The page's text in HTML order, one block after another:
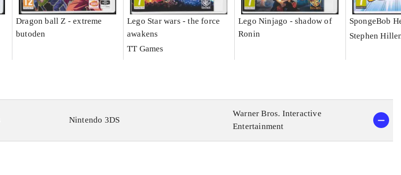
Dragon ball Z - extreme
butoden
Lego Star wars - the force
awakens
TT Games
Lego Ninjago - shadow of
Ronin
SpongeBob
Stephen
Nintendo 3DS
Warner Bros. Interactive
Entertainment